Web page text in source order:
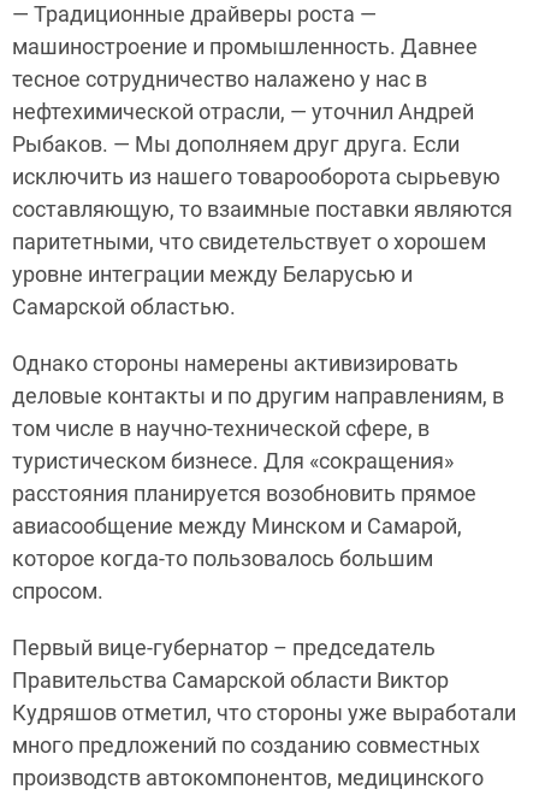
— Традиционные драйверы роста —
машиностроение и промышленность. Давнее
тесное сотрудничество налажено у нас в
нефтехимической отрасли, — уточнил Андрей
Рыбаков. — Мы дополняем друг друга. Если
исключить из нашего товарооборота сырьевую
составляющую, то взаимные поставки являются
паритетными, что свидетельствует о хорошем
уровне интеграции между Беларусью и
Самарской областью.
Однако стороны намерены активизировать
деловые контакты и по другим направлениям, в
том числе в научно-технической сфере, в
туристическом бизнесе. Для «сокращения»
расстояния планируется возобновить прямое
авиасообщение между Минском и Самарой,
которое когда-то пользовалось большим
спросом.
Первый вице-губернатор – председатель
Правительства Самарской области Виктор
Кудряшов отметил, что стороны уже выработали
много предложений по созданию совместных
производств автокомпонентов, медицинского